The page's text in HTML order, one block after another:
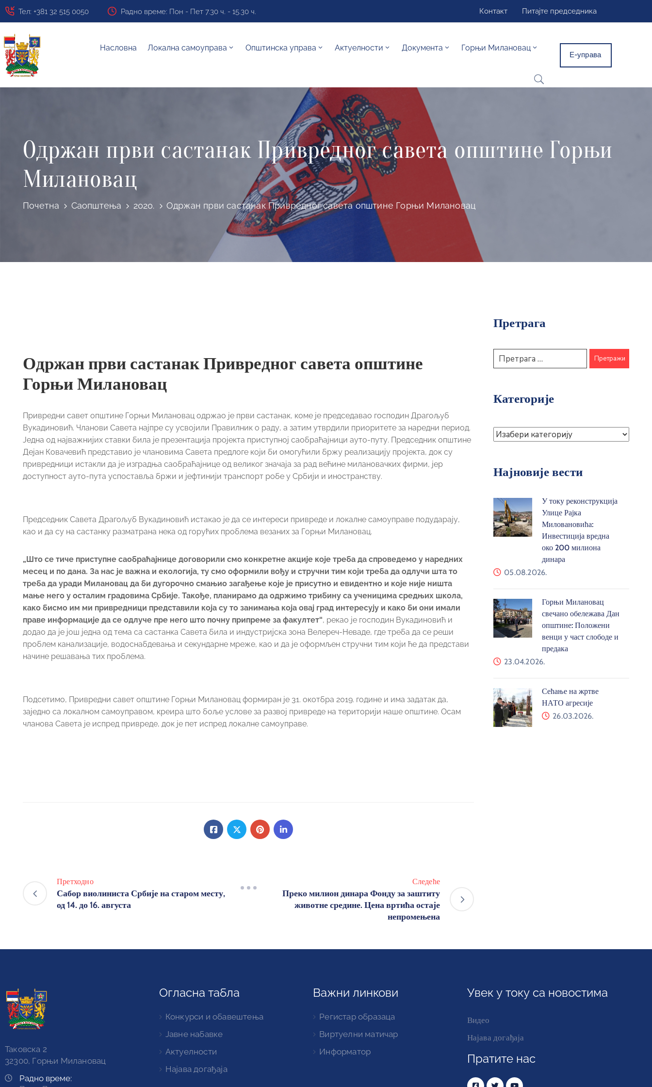
Тел: +381 32 515 0050 Радно време: Пон - Пет 7.30 ч. - 15.30 ч. Контакт Питајте председника
Насловна Локална самоуправа Општинска управа Актуелности Документа Горњи Милановац
Е-управа
Одржан први састанак Привредног савета општине Горњи
Милановац
Почетна Саопштења 2020. Одржан први састанак Привредног савета општине Горњи Милановац
Одржан први састанак Привредног савета општине
Горњи Милановац
Привредни савет општине Горњи Милановац одржао је први састанак, коме је председавао господин Драгољуб
Вукадиновић. Чланови Савета најпре су усвојили Правилник о раду, а затим утврдили приоритете за наредни период.
Једна од најважнијих ставки била је презентација пројекта приступној саобраћајници ауто-путу. Председник општине
Дејан Ковачевић представио је члановима Савета предлоге који би омогућили бржу реализацију пројекта, док су
привредници истакли да је изградња саобраћајнице од великог значаја за рад већине милановачких фирми, јер
доступност ауто-пута успоставља бржи и јефтинији транспорт робе у Србији и иностранству.
Председник Савета Драгољуб Вукадиновић истакао је да се интереси привреде и локалне самоуправе подударају,
као и да су на састанку разматрана нека од горућих проблема везаних за Горњи Милановац.
„Што се тиче приступне саобраћајнице договорили смо конкретне акције које треба да спроведемо у наредних
месец и по дана. За нас је важна и екологија, ту смо оформили вођу и стручни тим који треба да одлучи шта то
треба да уради Милановац да би дугорочно смањио загађење које је присутно и евидентно и које није ништа
мање него у осталим градовима Србије. Такође, планирамо да одржимо трибину са ученицима средњих школа,
како бисмо им ми привредници представили која су то занимања која овај град интересују и како би они имали
праве информације да се одлуче пре него што почну припреме за факултет“, рекао је господин Вукадиновић и
додао да је још једна од тема са састанка Савета била и индустријска зона Велереч-Неваде, где треба да се реши
проблем канализације, водоснабдевања и секундарне мреже, као и да је оформљен стручни тим који ће да представи
начине решавања тих проблема.
Подсетимо, Привредни савет општине Горњи Милановац формиран је 31. окотбра 2019. године и има задатак да,
заједно са локалном самоуправом, креира што боље услове за развој привреде на територији наше општине. Осам
чланова Савета је испред привреде, док је пет испред локалне самоуправе.
Претходно
Сабор виолиниста Србије на старом месту,
од 14. до 16. августа
Следеће
Преко милион динара Фонду за заштиту
животне средине. Цена вртића остаје
непромењена
Претрага
Категорије
Најновије вести
У току реконструкција
Улице Рајка
Миловановића:
Инвестиција вредна
око 200 милиона
динара
05.08.2026.
Горњи Милановац
свечано обележава Дан
општине: Положени
венци у част слободе и
предака
23.04.2026.
Сећање на жртве
НАТО агресије
26.03.2026.
Таковска 2
32300, Горњи Милановац
Радно време:
Огласна табла
Конкурси и обавештења
Јавне набавке
Актуелности
Најава догађаја
Важни линкови
Регистар образаца
Виртуелни матичар
Информатор
Увек у току са новостима
Видео
Најава догађаја
Пратите нас